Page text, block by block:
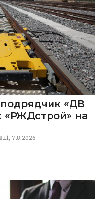
«ДВ
«РЖДстрой» на
7.8.2026